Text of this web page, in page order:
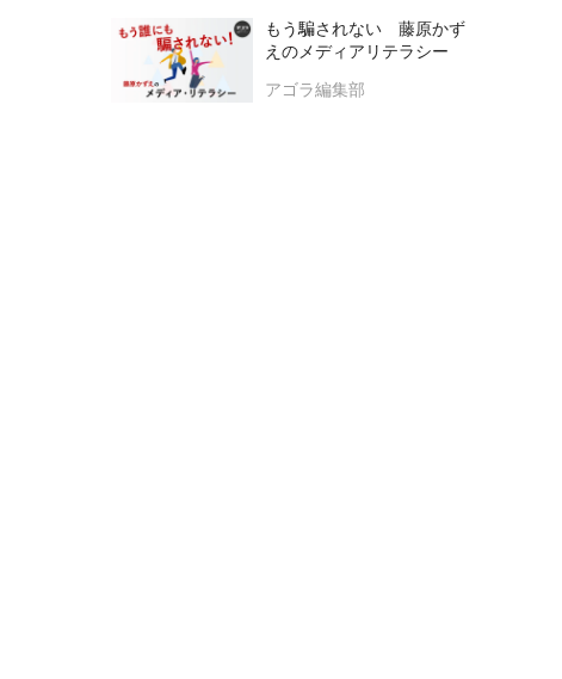
もう騙されない 藤原かず
えのメディアリテラシー
アゴラ編集部